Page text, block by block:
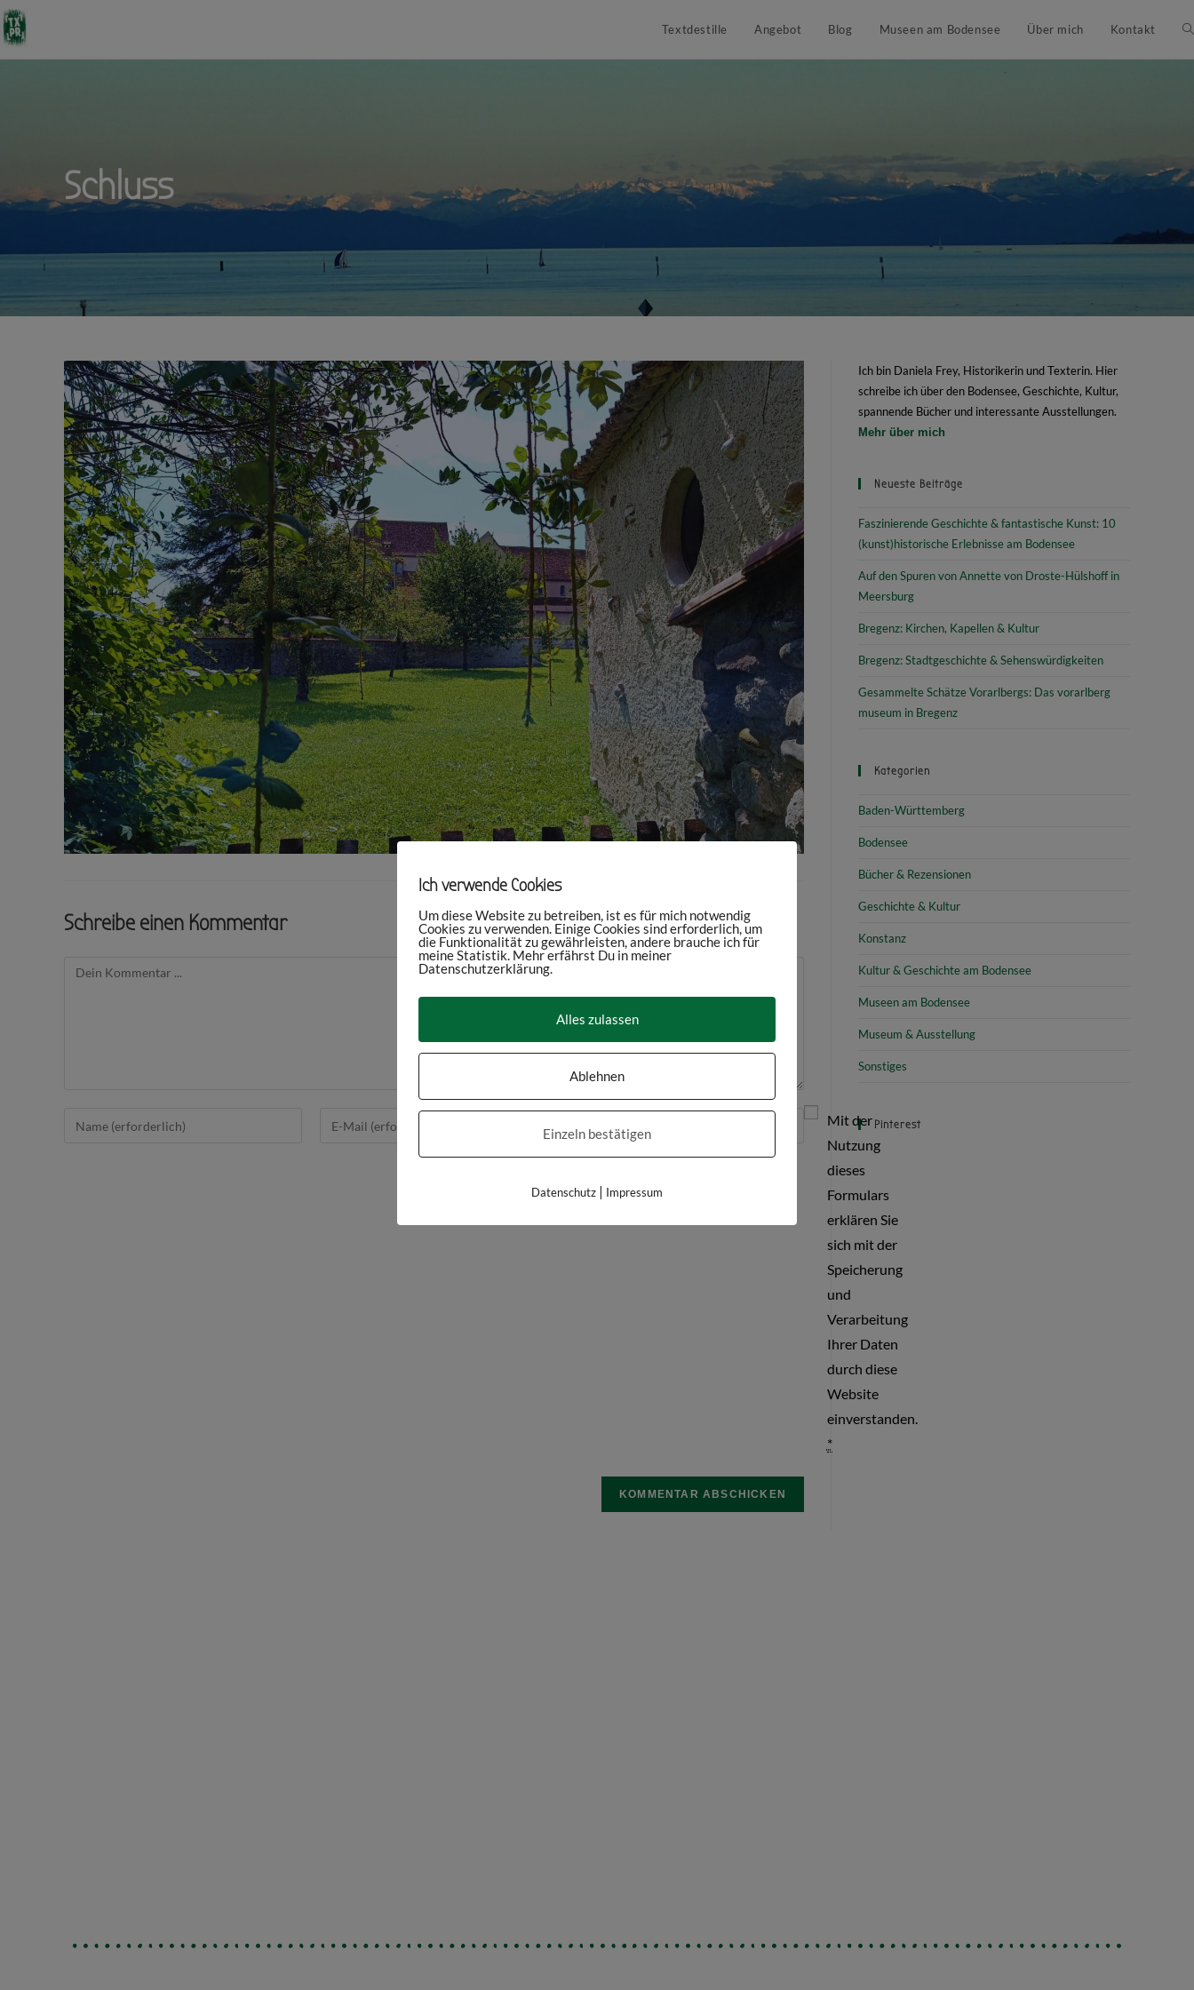
Textdestille Angebot Blog Museen am Bodensee Über mich Kontakt
Schluss
Schreibe einen Kommentar
Mit der
Nutzung
dieses
Formulars
erklären Sie
sich mit der
Speicherung
und
Verarbeitung
Ihrer Daten
durch diese
Website
einverstanden.
*
Ich bin Daniela Frey, Historikerin und Texterin. Hier
schreibe ich über den Bodensee, Geschichte, Kultur,
spannende Bücher und interessante Ausstellungen.
Mehr über mich
Neueste Beiträge
Faszinierende Geschichte & fantastische Kunst: 10
(kunst)historische Erlebnisse am Bodensee
Auf den Spuren von Annette von Droste-Hülshoff in
Meersburg
Bregenz: Kirchen, Kapellen & Kultur
Bregenz: Stadtgeschichte & Sehenswürdigkeiten
Gesammelte Schätze Vorarlbergs: Das vorarlberg
museum in Bregenz
Kategorien
Baden-Württemberg
Bodensee
Bücher & Rezensionen
Geschichte & Kultur
Konstanz
Kultur & Geschichte am Bodensee
Museen am Bodensee
Museum & Ausstellung
Sonstiges
Pinterest
Ich verwende Cookies
Um diese Website zu betreiben, ist es für mich notwendig
Cookies zu verwenden. Einige Cookies sind erforderlich, um
die Funktionalität zu gewährleisten, andere brauche ich für
meine Statistik. Mehr erfährst Du in meiner
Datenschutzerklärung.
Alles zulassen
Ablehnen
Einzeln bestätigen
Datenschutz | Impressum